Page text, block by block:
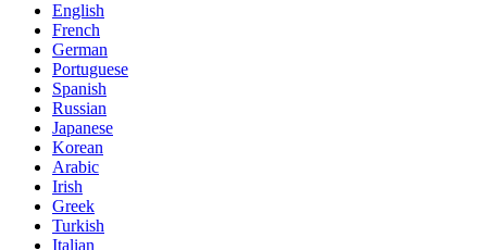
English
French
German
Portuguese
Spanish
Russian
Japanese
Korean
Arabic
Irish
Greek
Turkish
Italian